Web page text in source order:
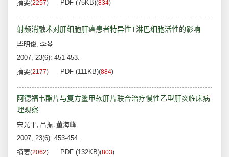
摘要(2257) PDF (75KB)(834)
射频消融术对肝细胞肝癌患者特异性T淋巴细胞活性的影响
毕明俊, 李琴
2007, 23(6): 451-453.
摘要(2177) PDF (111KB)(884)
阿德福韦酯片与复方鳖甲软肝片联合治疗慢性乙型肝炎临床病
理观察
宋光平, 吕振, 董海峰
2007, 23(6): 453-454.
摘要(2062) PDF (132KB)(803)